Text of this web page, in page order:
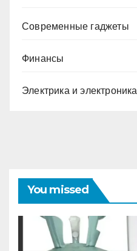
Современные гаджеты
Финансы
Электрика и электроника
You missed